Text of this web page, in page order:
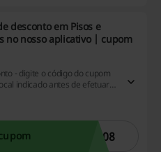
desconto em Pisos e
no nosso aplicativo | cupom
- digite o código do cupom
indicado antes de efetuar o
S08